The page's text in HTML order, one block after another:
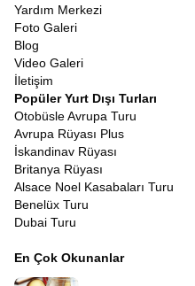
Yardım Merkezi
Foto Galeri
Blog
Video Galeri
İletişim
Popüler Yurt Dışı Turları
Otobüsle Avrupa Turu
Avrupa Rüyası Plus
İskandinav Rüyası
Britanya Rüyası
Alsace Noel Kasabaları Turu
Benelüx Turu
Dubai Turu
En Çok Okunanlar